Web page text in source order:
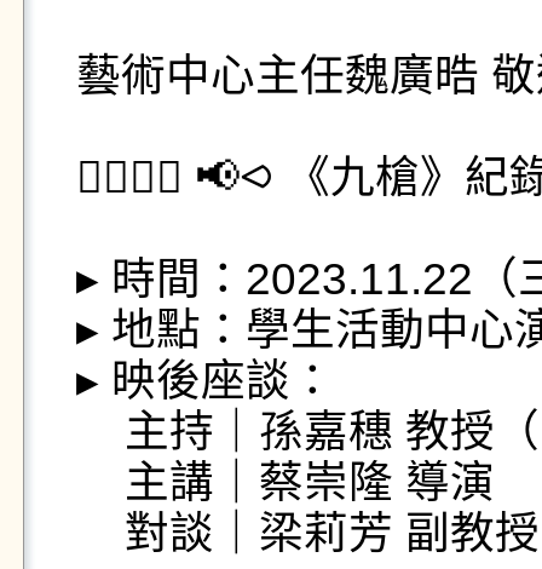
藝術中心主任魏廣晧
💁‍♀️💁‍♀️ 📢⪦ 《九槍》紀
▸ 時間：2023.11.22（
▸ 地點：學生活動中心
▸ 映後座談：